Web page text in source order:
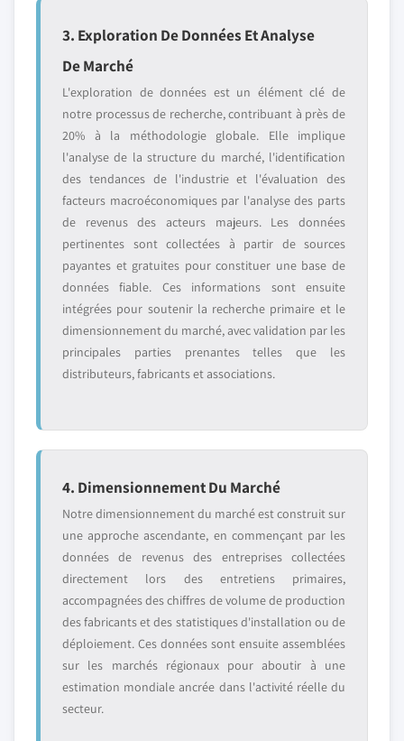
3. Exploration De Données Et Analyse
De Marché
L'exploration de données est un élément clé de
notre processus de recherche, contribuant à près de
20% à la méthodologie globale. Elle implique
l'analyse de la structure du marché, l'identification
des tendances de l'industrie et l'évaluation des
facteurs macroéconomiques par l'analyse des parts
de revenus des acteurs majeurs. Les données
pertinentes sont collectées à partir de sources
payantes et gratuites pour constituer une base de
données fiable. Ces informations sont ensuite
intégrées pour soutenir la recherche primaire et le
dimensionnement du marché, avec validation par les
principales parties prenantes telles que les
distributeurs, fabricants et associations.
4. Dimensionnement Du Marché
Notre dimensionnement du marché est construit sur
une approche ascendante, en commençant par les
données de revenus des entreprises collectées
directement lors des entretiens primaires,
accompagnées des chiffres de volume de production
des fabricants et des statistiques d'installation ou de
déploiement. Ces données sont ensuite assemblées
sur les marchés régionaux pour aboutir à une
estimation mondiale ancrée dans l'activité réelle du
secteur.